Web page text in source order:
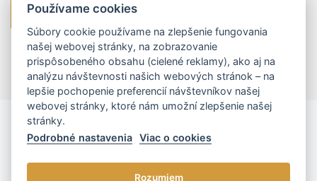
viac
© 2026 - L/R/P advokáti, s.r.o. |Cookies nastavenia
Používame cookies
Súbory cookie používame na zlepšenie fungovania
našej webovej stránky, na zobrazovanie
prispôsobeného obsahu (cielené reklamy), ako aj na
analýzu návštevnosti našich webových stránok – na
lepšie pochopenie preferencií návštevníkov našej
webovej stránky, ktoré nám umožní zlepšenie našej
stránky.
Podrobné nastavenia
Viac o cookies
Rozumiem